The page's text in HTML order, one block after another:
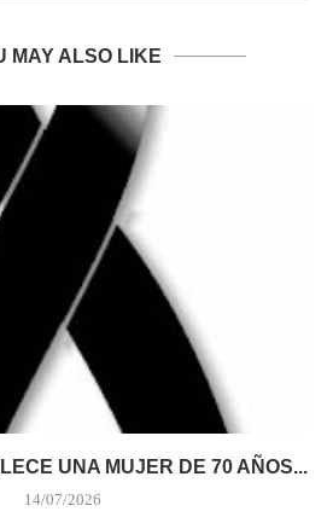
MAY ALSO LIKE
UNA MUJER DE 70 AÑOS...
14/07/2026